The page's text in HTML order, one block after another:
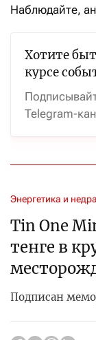
Наблюдайте,
Хотите
курсе
Telegram-
Энергетика и недра
Tin One
тенге в
Подписан